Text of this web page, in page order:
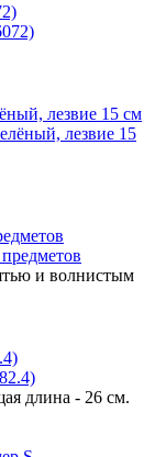
лезвие 15 см
и волнистым
длина - 26 см.